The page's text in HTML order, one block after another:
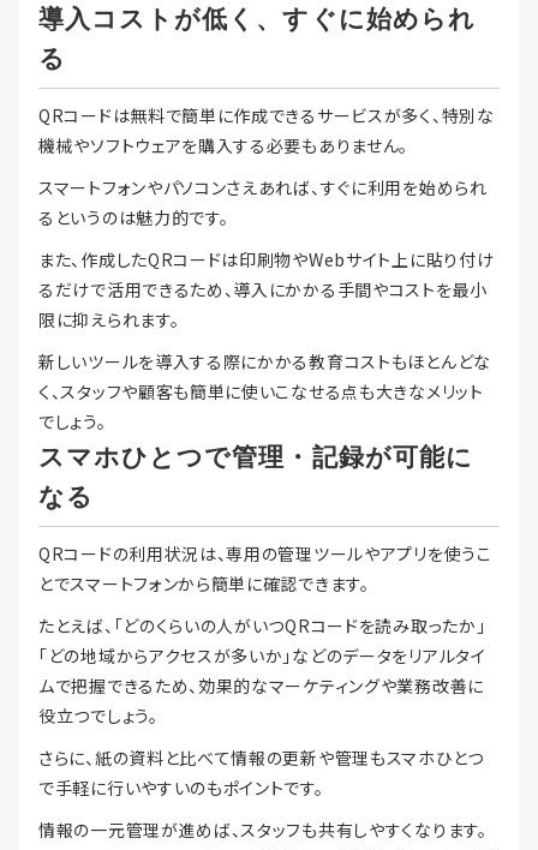
導入コストが低く、すぐに始められ
る
QRコードは無料で簡単に作成できるサービスが多く、特別な
機械やソフトウェアを購入する必要もありません。
スマートフォンやパソコンさえあれば、すぐに利用を始められ
るというのは魅力的です。
また、作成したQRコードは印刷物やWebサイト上に貼り付け
るだけで活用できるため、導入にかかる手間やコストを最小
限に抑えられます。
新しいツールを導入する際にかかる教育コストもほとんどな
く、スタッフや顧客も簡単に使いこなせる点も大きなメリット
でしょう。
スマホひとつで管理・記録が可能に
なる
QRコードの利用状況は、専用の管理ツールやアプリを使うこ
とでスマートフォンから簡単に確認できます。
たとえば、「どのくらいの人がいつQRコードを読み取ったか」
「どの地域からアクセスが多いか」などのデータをリアルタイ
ムで把握できるため、効果的なマーケティングや業務改善に
役立つでしょう。
さらに、紙の資料と比べて情報の更新や管理もスマホひとつ
で手軽に行いやすいのもポイントです。
情報の一元管理が進めば、スタッフも共有しやすくなります。